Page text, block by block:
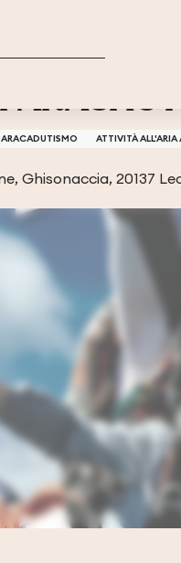
ATTIVITÀ ALL'ARIA
Ghisonaccia, 20137